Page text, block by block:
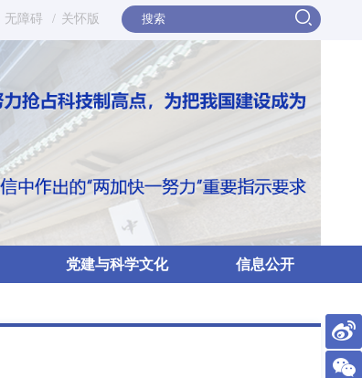
无障碍 / 关怀版
党建与科学文化 信息公开